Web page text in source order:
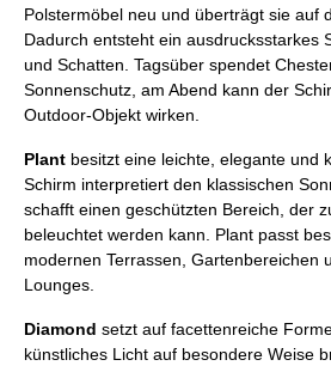
Polstermöbel neu und überträgt sie auf
Dadurch entsteht ein ausdrucksstarkes
und Schatten. Tagsüber spendet
Sonnenschutz, am Abend kann der
Outdoor-Objekt wirken.
Plant besitzt eine leichte, elegante und
Schirm interpretiert den klassischen
schafft einen geschützten Bereich, der
beleuchtet werden kann. Plant passt
modernen Terrassen, Gartenbereichen
Lounges.
Diamond setzt auf facettenreiche
künstliches Licht auf besondere Weise